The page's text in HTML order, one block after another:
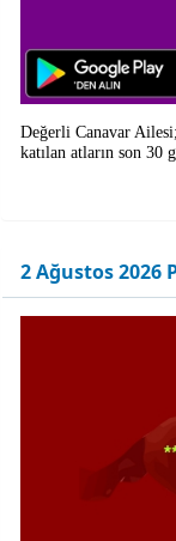
Değerli Canavar
katılan atların son 30
2 Ağustos 2026